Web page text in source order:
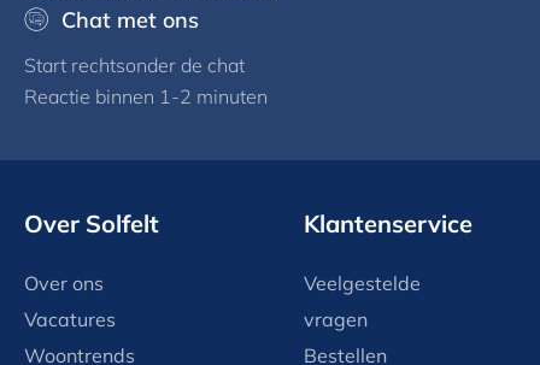
Chat met ons
Start rechtsonder de chat
Reactie binnen 1-2 minuten
Over Solfelt
Over ons
Vacatures
Woontrends
Klantenservice
Veelgestelde
vragen
Bestellen